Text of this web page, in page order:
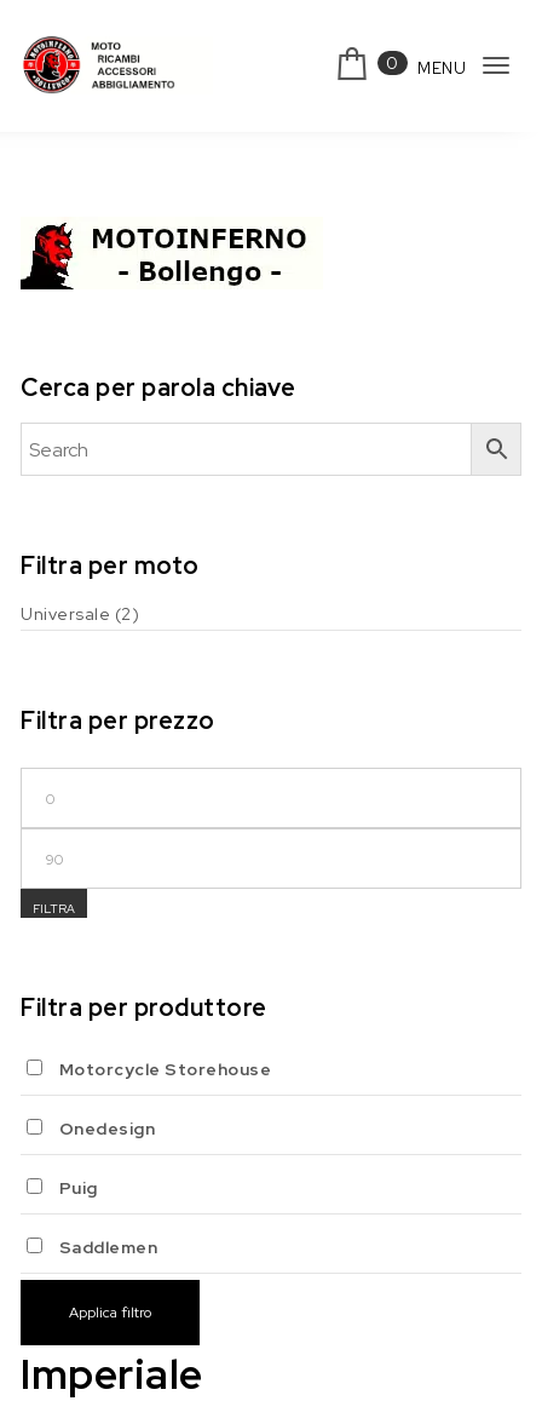
0 MENU
Cerca per parola chiave
Filtra per moto
Universale (2)
Filtra per prezzo
FILTRA
Filtra per produttore
Motorcycle Storehouse
Onedesign
Puig
Saddlemen
Applica filtro
Imperiale